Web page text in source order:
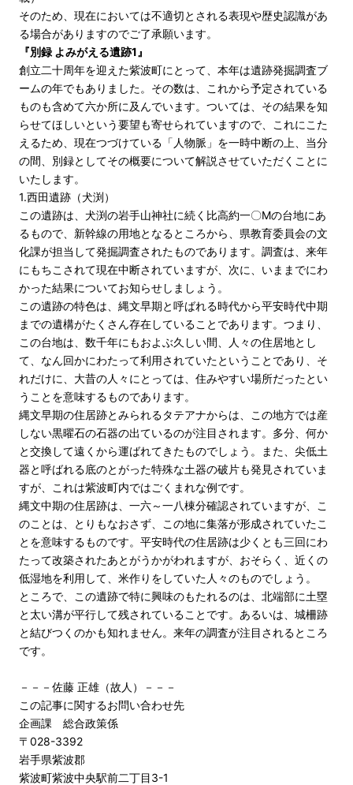
そのため、現在においては不適切とされる表現や歴史認識があ
る場合がありますのでご了承願います。
『別録 よみがえる遺跡1』
創立二十周年を迎えた紫波町にとって、本年は遺跡発掘調査ブ
ームの年でもありました。その数は、これから予定されている
ものも含めて六か所に及んでいます。ついては、その結果を知
らせてほしいという要望も寄せられていますので、これにこた
えるため、現在つづけている「人物脈」を一時中断の上、当分
の間、別録としてその概要について解説させていただくことに
いたします。
1.西田遺跡（犬渕）
この遺跡は、犬渕の岩手山神社に続く比高約一〇Mの台地にあ
るもので、新幹線の用地となるところから、県教育委員会の文
化課が担当して発掘調査されたものであります。調査は、来年
にもちこされて現在中断されていますが、次に、いままでにわ
かった結果についてお知らせしましょう。
この遺跡の特色は、縄文早期と呼ばれる時代から平安時代中期
までの遺構がたくさん存在していることであります。つまり、
この台地は、数千年にもおよぶ久しい間、人々の住居地とし
て、なん回かにわたって利用されていたということであり、そ
れだけに、大昔の人々にとっては、住みやすい場所だったとい
うことを意味するものであります。
縄文早期の住居跡とみられるタテアナからは、この地方では産
しない黒曜石の石器の出ているのが注目されます。多分、何か
と交換して遠くから運ばれてきたものでしょう。また、尖低土
器と呼ばれる底のとがった特殊な土器の破片も発見されていま
すが、これは紫波町内ではごくまれな例です。
縄文中期の住居跡は、一六～一八棟分確認されていますが、こ
のことは、とりもなおさず、この地に集落が形成されていたこ
とを意味するものです。平安時代の住居跡は少くとも三回にわ
たって改築されたあとがうかがわれますが、おそらく、近くの
低湿地を利用して、米作りをしていた人々のものでしょう。
ところで、この遺跡で特に興味のもたれるのは、北端部に土塁
と太い溝が平行して残されていることです。あるいは、城柵跡
と結びつくのかも知れません。来年の調査が注目されるところ
です。
－－－佐藤 正雄（故人）－－－
この記事に関するお問い合わせ先
企画課 総合政策係
〒028-3392
岩手県紫波郡
紫波町紫波中央駅前二丁目3-1